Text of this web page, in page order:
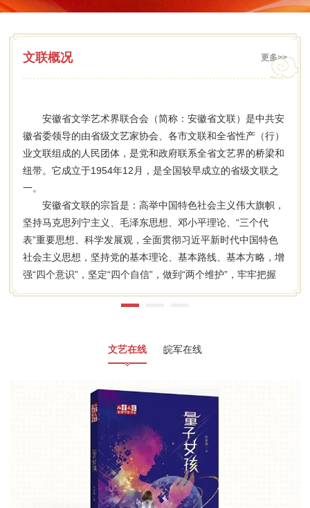
文联概况 更多>>
安徽省文学艺术界联合会（简称：安徽省文联）是中共安
徽省委领导的由省级文艺家协会、各市文联和全省性产（行）
业文联组成的人民团体，是党和政府联系全省文艺界的桥梁和
纽带。它成立于1954年12月，是全国较早成立的省级文联之
一。
安徽省文联的宗旨是：高举中国特色社会主义伟大旗帜，
坚持马克思列宁主义、毛泽东思想、邓小平理论、“三个代
表”重要思想、科学发展观，全面贯彻习近平新时代中国特色
社会主义思想，坚持党的基本理论、基本路线、基本方略，增
强“四个意识”，坚定“四个自信”，做到“两个维护”，牢牢把握
社...
文艺在线 皖军在线